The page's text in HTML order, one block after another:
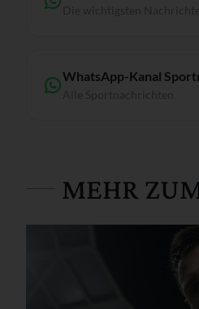
WhatsApp-Kanal
MEHR